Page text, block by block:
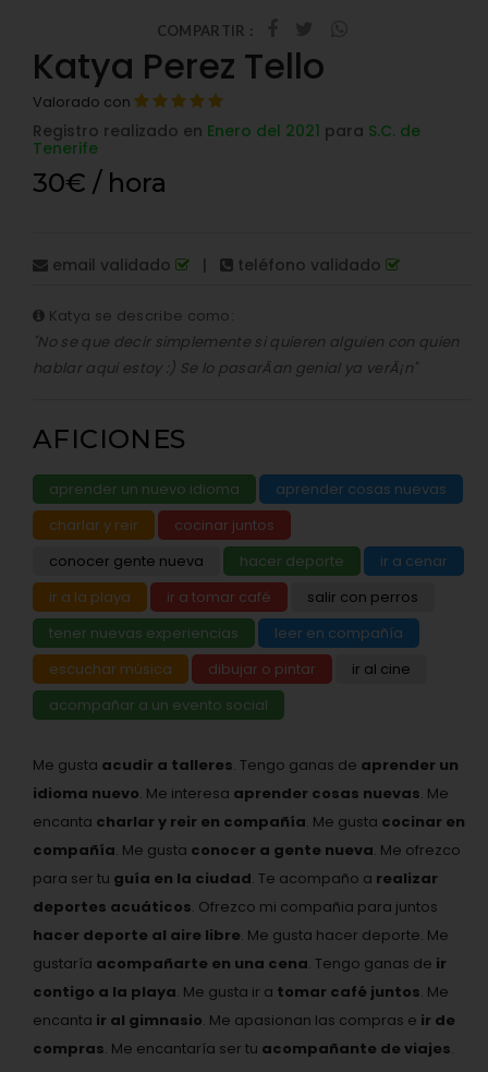
COMPARTIR :
Katya Perez Tello
Valorado con
Registro realizado en Enero del 2021 para S.C. de
Tenerife
30€ / hora
email validado | teléfono validado
Katya se describe como:
"No se que decir simplemente si quieren alguien con quien
hablar aqui estoy :) Se lo pasarÃ­an genial ya verÃ¡n"
AFICIONES
aprender un nuevo idioma
aprender cosas nuevas
charlar y reir
cocinar juntos
conocer gente nueva
hacer deporte
ir a cenar
ir a la playa
ir a tomar café
salir con perros
tener nuevas experiencias
leer en compañía
escuchar música
dibujar o pintar
ir al cine
acompañar a un evento social
Me gusta acudir a talleres. Tengo ganas de aprender un
idioma nuevo. Me interesa aprender cosas nuevas. Me
encanta charlar y reir en compañía. Me gusta cocinar en
compañía. Me gusta conocer a gente nueva. Me ofrezco
para ser tu guía en la ciudad. Te acompaño a realizar
deportes acuáticos. Ofrezco mi compañia para juntos
hacer deporte al aire libre. Me gusta hacer deporte. Me
gustaría acompañarte en una cena. Tengo ganas de ir
contigo a la playa. Me gusta ir a tomar café juntos. Me
encanta ir al gimnasio. Me apasionan las compras e ir de
compras. Me encantaría ser tu acompañante de viajes.